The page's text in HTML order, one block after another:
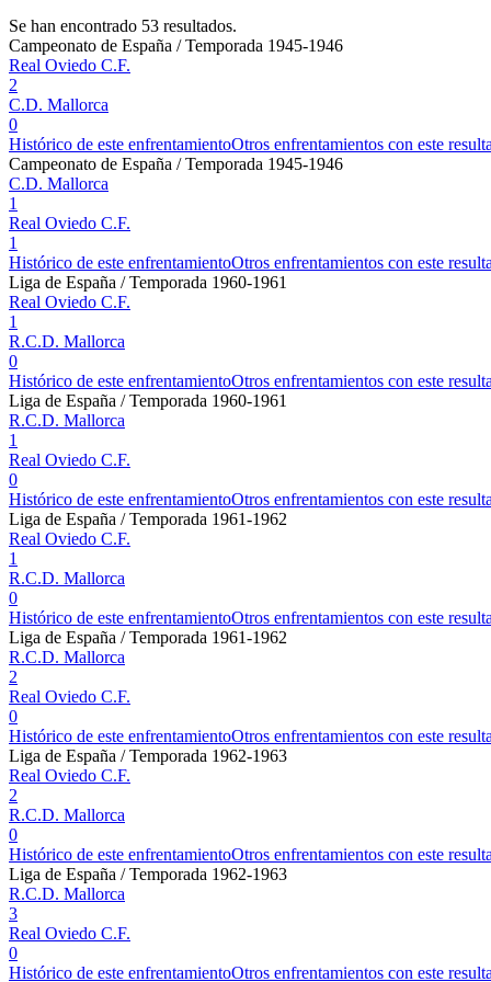
Se han encontrado 53 resultados.
Campeonato de España / Temporada 1945-1946
Real Oviedo C.F.
2
C.D. Mallorca
0
Histórico de este enfrentamientoOtros enfrentamientos con este
Campeonato de España / Temporada 1945-1946
C.D. Mallorca
1
Real Oviedo C.F.
1
Histórico de este enfrentamientoOtros enfrentamientos con este
Liga de España / Temporada 1960-1961
Real Oviedo C.F.
1
R.C.D. Mallorca
0
Histórico de este enfrentamientoOtros enfrentamientos con este
Liga de España / Temporada 1960-1961
R.C.D. Mallorca
1
Real Oviedo C.F.
0
Histórico de este enfrentamientoOtros enfrentamientos con este
Liga de España / Temporada 1961-1962
Real Oviedo C.F.
1
R.C.D. Mallorca
0
Histórico de este enfrentamientoOtros enfrentamientos con este
Liga de España / Temporada 1961-1962
R.C.D. Mallorca
2
Real Oviedo C.F.
0
Histórico de este enfrentamientoOtros enfrentamientos con este
Liga de España / Temporada 1962-1963
Real Oviedo C.F.
2
R.C.D. Mallorca
0
Histórico de este enfrentamientoOtros enfrentamientos con este
Liga de España / Temporada 1962-1963
R.C.D. Mallorca
3
Real Oviedo C.F.
0
Histórico de este enfrentamientoOtros enfrentamientos con este